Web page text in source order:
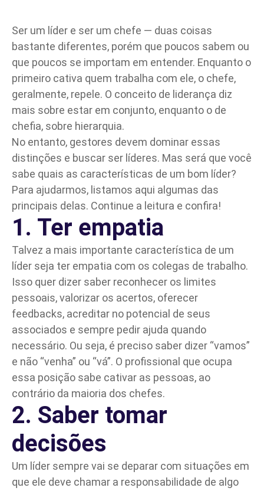
Parceiro de Vendas
Cartilha de Diversidade
Trabalhe Conosco
Ser um líder e ser um chefe — duas coisas
bastante diferentes, porém que poucos sabem ou
que poucos se importam em entender. Enquanto o
primeiro cativa quem trabalha com ele, o chefe,
geralmente, repele. O conceito de liderança diz
mais sobre estar em conjunto, enquanto o de
chefia, sobre hierarquia.
No entanto, gestores devem dominar essas
distinções e buscar ser líderes. Mas será que você
sabe quais as características de um bom líder?
Para ajudarmos, listamos aqui algumas das
principais delas. Continue a leitura e confira!
1. Ter empatia
Talvez a mais importante característica de um
líder seja ter empatia com os colegas de trabalho.
Isso quer dizer saber reconhecer os limites
pessoais, valorizar os acertos, oferecer
feedbacks, acreditar no potencial de seus
associados e sempre pedir ajuda quando
necessário. Ou seja, é preciso saber dizer “vamos”
e não “venha” ou “vá”. O profissional que ocupa
essa posição sabe cativar as pessoas, ao
contrário da maioria dos chefes.
2. Saber tomar
decisões
Um líder sempre vai se deparar com situações em
que ele deve chamar a responsabilidade de algo